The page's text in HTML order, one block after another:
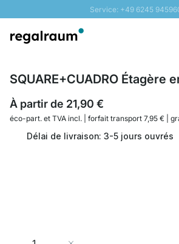
Service: +49 6245
Livraison rapide - Livraison
SQUARE+CUADRO Étagère
À partir de 21,90 €
éco-part. et TVA incl. | forfait transport 7,95 € |
Délai de livraison: 3-5 jours ouvrés
Quantité